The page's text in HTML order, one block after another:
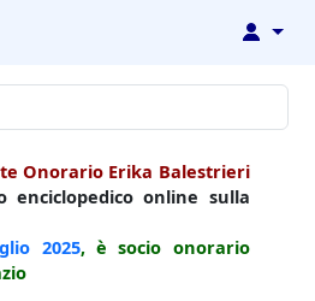
↓
Onorario Erika Balestrieri
online sulla
2025, è socio onorario